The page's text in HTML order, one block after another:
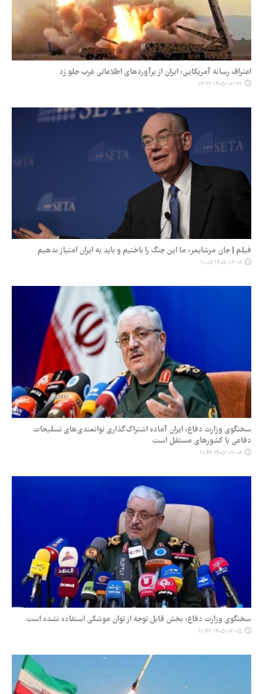
اعتراف رسانه آمریکایی: ایران از برآوردهای اطلاعاتی غرب جلو زد
۱۴۰۵-۰۲-۳۱ ۱۳:۲۲
فیلم | جان مرشایمر: ما این جنگ را باختیم و باید به ایران امتیاز بدهیم
۱۴۰۵-۰۲-۰۹ ۱۰:۰۵
سخنگوی وزارت دفاع: ایران آماده اشتراک‌گذاری توانمندی‌های تسلیحات
دفاعی با کشورهای مستقل است
۱۴۰۵-۰۲-۰۸ ۱۰:۴۹
سخنگوی وزارت دفاع: بخش قابل توجه از توان موشکی استفاده نشده است
۱۴۰۵-۰۲-۰۵ ۱۱:۴۶